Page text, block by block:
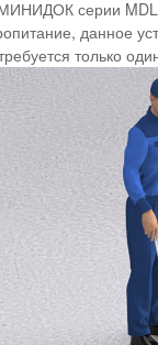
серии
данное
только